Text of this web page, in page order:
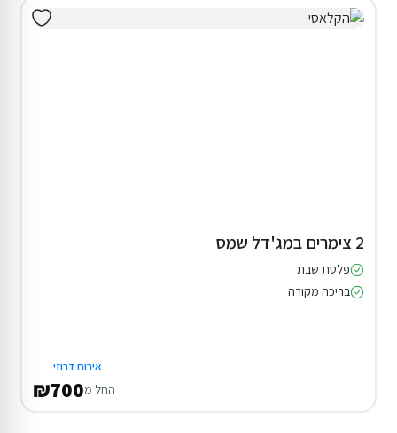
2 צימרים במג'דל שמס
פלטת שבת
בריכה מקורה
אירוח דרוזי
החל מ₪700